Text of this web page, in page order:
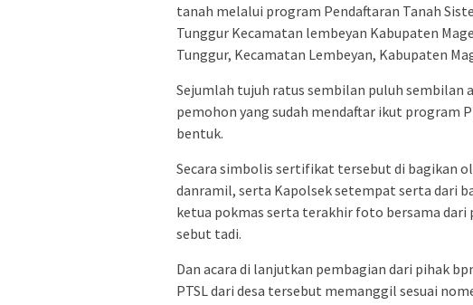
tanah melalui program Pendaftaran Tanah
Tunggur Kecamatan lembeyan Kabupaten
Tunggur, Kecamatan Lembeyan, Kabupaten
Sejumlah tujuh ratus sembilan puluh sembilan
pemohon yang sudah mendaftar ikut program
bentuk.
Secara simbolis sertifikat tersebut di bagikan
danramil, serta Kapolsek setempat serta dari
ketua pokmas serta terakhir foto bersama dari
sebut tadi.
Dan acara di lanjutkan pembagian dari pihak
PTSL dari desa tersebut memanggil sesuai